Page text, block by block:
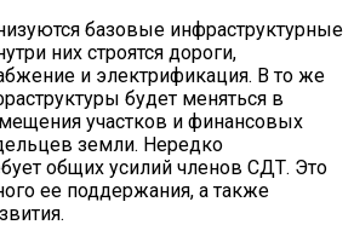
базовые инфраструктурные
них строятся дороги,
и электрификация. В то же
будет меняться в
участков и финансовых
земли. Нередко
общих усилий членов СДТ. Это
ее поддержания, а также